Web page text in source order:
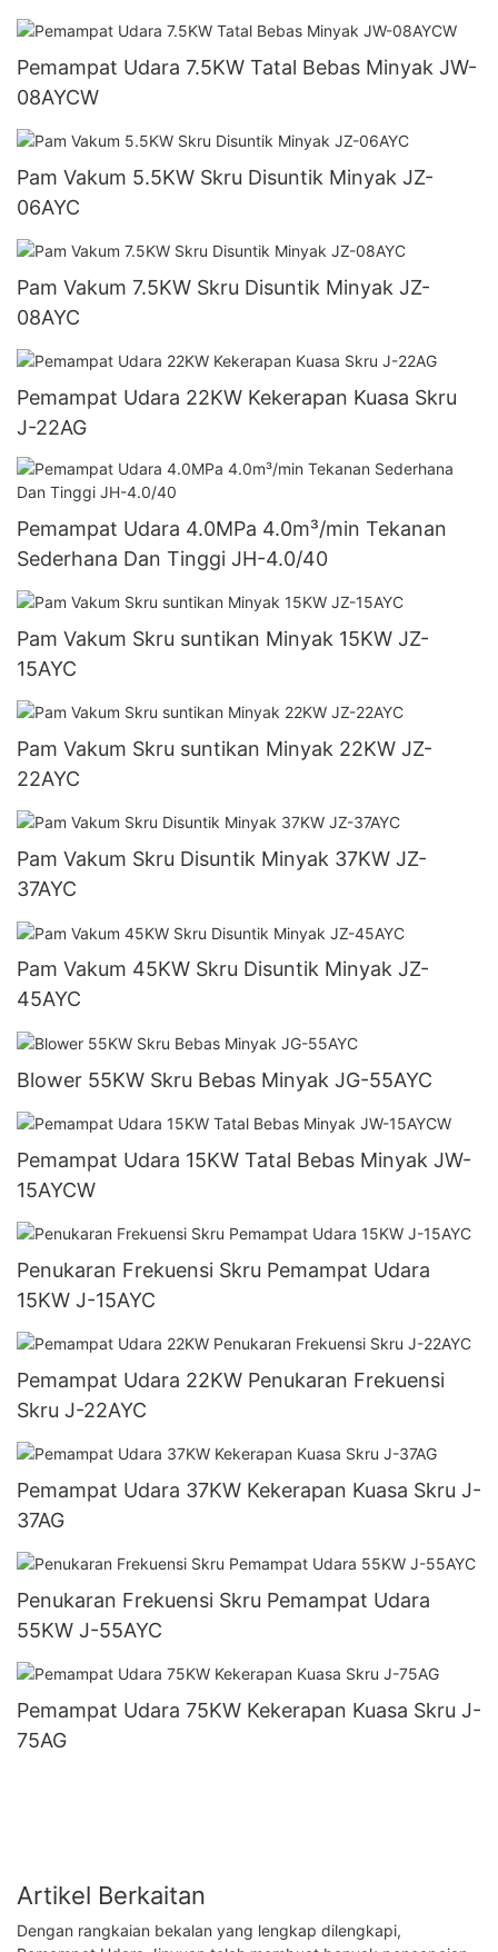
Pemampat Udara 7.5KW Tatal Bebas Minyak JW-
08AYCW
Pam Vakum 5.5KW Skru Disuntik Minyak JZ-
06AYC
Pam Vakum 7.5KW Skru Disuntik Minyak JZ-
08AYC
Pemampat Udara 22KW Kekerapan Kuasa Skru
J-22AG
Pemampat Udara 4.0MPa 4.0m³/min Tekanan
Sederhana Dan Tinggi JH-4.0/40
Pam Vakum Skru suntikan Minyak 15KW JZ-
15AYC
Pam Vakum Skru suntikan Minyak 22KW JZ-
22AYC
Pam Vakum Skru Disuntik Minyak 37KW JZ-
37AYC
Pam Vakum 45KW Skru Disuntik Minyak JZ-
45AYC
Blower 55KW Skru Bebas Minyak JG-55AYC
Pemampat Udara 15KW Tatal Bebas Minyak JW-
15AYCW
Penukaran Frekuensi Skru Pemampat Udara
15KW J-15AYC
Pemampat Udara 22KW Penukaran Frekuensi
Skru J-22AYC
Pemampat Udara 37KW Kekerapan Kuasa Skru J-
37AG
Penukaran Frekuensi Skru Pemampat Udara
55KW J-55AYC
Pemampat Udara 75KW Kekerapan Kuasa Skru J-
75AG
Artikel Berkaitan
Dengan rangkaian bekalan yang lengkap dilengkapi,